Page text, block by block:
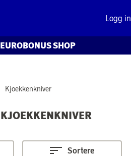
Logg in
EUROBONUS SHOP
Kjoekkenkniver
KJOEKKENKNIVER
Sortere